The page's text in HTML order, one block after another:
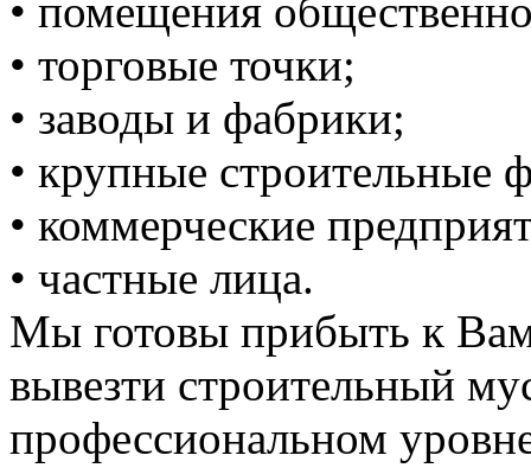
• помещения
• торговые точки;
• заводы и фабрики;
• крупные строительные
• коммерческие
• частные лица.
Мы готовы прибыть к
вывезти строительный
профессиональном